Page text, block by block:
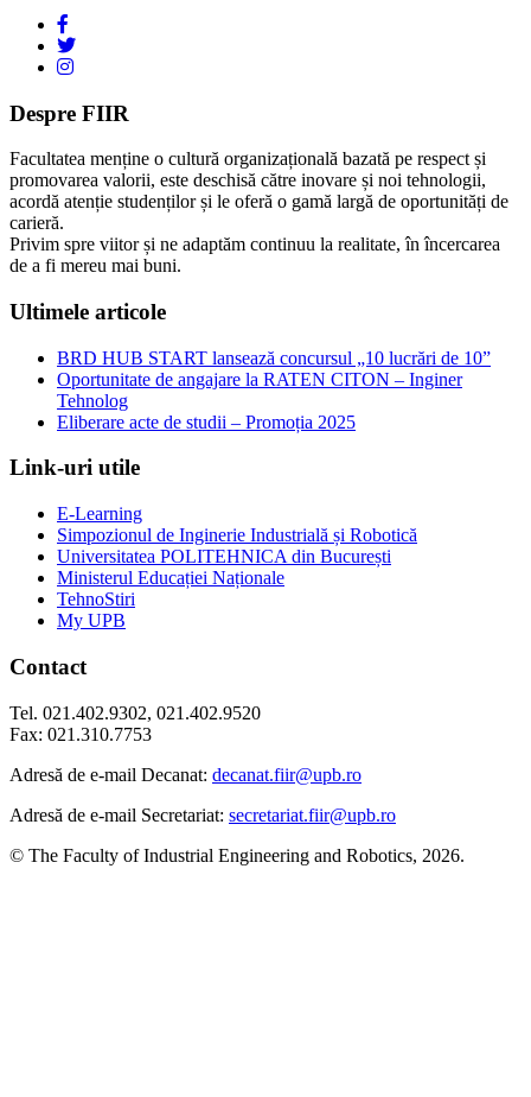
Despre FIIR
Facultatea menține o cultură organizațională bazată pe respect și
promovarea valorii, este deschisă către inovare și noi tehnologii,
acordă atenție studenților și le oferă o gamă largă de oportunități de
carieră.
Privim spre viitor și ne adaptăm continuu la realitate, în încercarea
de a fi mereu mai buni.
Ultimele articole
BRD HUB START lansează concursul „10 lucrări de 10”
Oportunitate de angajare la RATEN CITON – Inginer
Tehnolog
Eliberare acte de studii – Promoția 2025
Link-uri utile
E-Learning
Simpozionul de Inginerie Industrială și Robotică
Universitatea POLITEHNICA din București
Ministerul Educației Naționale
TehnoStiri
My UPB
Contact
Tel. 021.402.9302, 021.402.9520
Fax: 021.310.7753
Adresă de e-mail Decanat: decanat.fiir@upb.ro
Adresă de e-mail Secretariat: secretariat.fiir@upb.ro
© The Faculty of Industrial Engineering and Robotics, 2026.